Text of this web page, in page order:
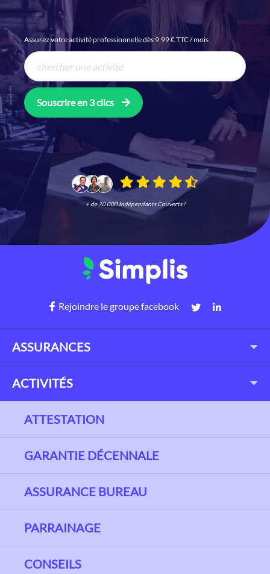
Assurez votre activité professionnelle dès 9,99 € TTC / mois
Souscrire en 3 clics
+ de 70 000 Indépendants Couverts !
Rejoindre le groupe facebook
ASSURANCES
ACTIVITÉS
ATTESTATION
GARANTIE DÉCENNALE
ASSURANCE BUREAU
PARRAINAGE
CONSEILS